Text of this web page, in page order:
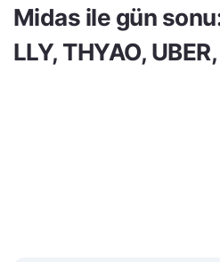
Midas ile gün
LLY, THYAO,